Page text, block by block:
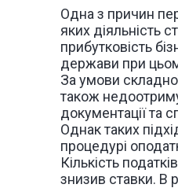
Одна з причин
яких діяльність
прибутковість
держави при
За умови
також
документації та
Однак таких
процедурі
Кількість
знизив ставки. В